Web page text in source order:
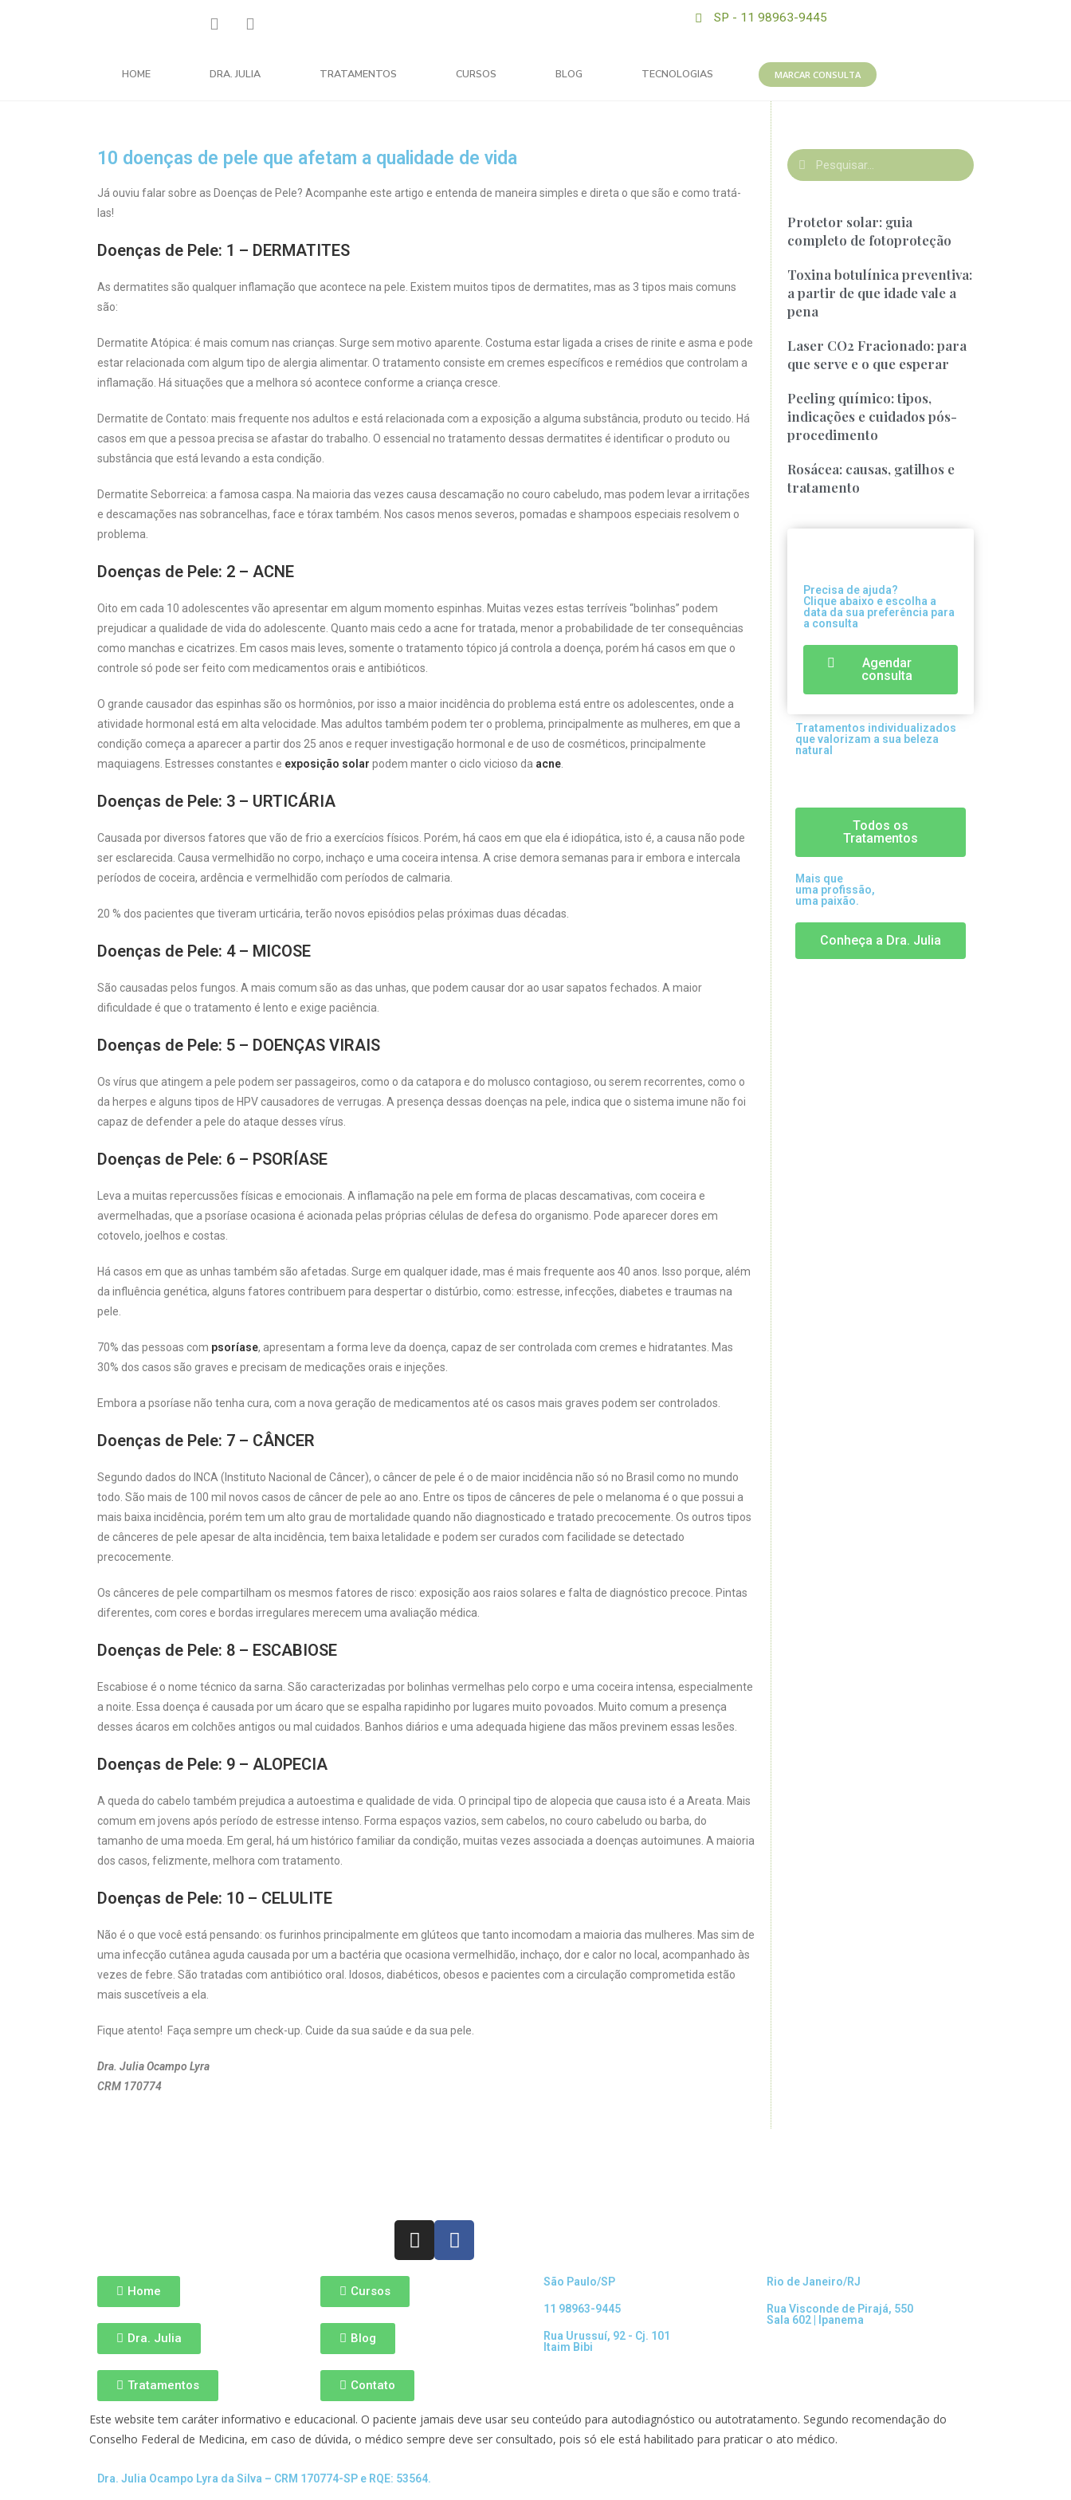
SP - 11 98963-9445
HOME DRA. JULIA TRATAMENTOS CURSOS BLOG TECNOLOGIAS MARCAR CONSULTA
10 doenças de pele que afetam a qualidade de vida
Já ouviu falar sobre as Doenças de Pele? Acompanhe este artigo e entenda de maneira simples e direta o que são e como tratá-
las!
Doenças de Pele: 1 – DERMATITES
As dermatites são qualquer inflamação que acontece na pele. Existem muitos tipos de dermatites, mas as 3 tipos mais comuns
são:
Dermatite Atópica: é mais comum nas crianças. Surge sem motivo aparente. Costuma estar ligada a crises de rinite e asma e pode
estar relacionada com algum tipo de alergia alimentar. O tratamento consiste em cremes específicos e remédios que controlam a
inflamação. Há situações que a melhora só acontece conforme a criança cresce.
Dermatite de Contato: mais frequente nos adultos e está relacionada com a exposição a alguma substância, produto ou tecido. Há
casos em que a pessoa precisa se afastar do trabalho. O essencial no tratamento dessas dermatites é identificar o produto ou
substância que está levando a esta condição.
Dermatite Seborreica: a famosa caspa. Na maioria das vezes causa descamação no couro cabeludo, mas podem levar a irritações
e descamações nas sobrancelhas, face e tórax também. Nos casos menos severos, pomadas e shampoos especiais resolvem o
problema.
Doenças de Pele: 2 – ACNE
Oito em cada 10 adolescentes vão apresentar em algum momento espinhas. Muitas vezes estas terríveis “bolinhas” podem
prejudicar a qualidade de vida do adolescente. Quanto mais cedo a acne for tratada, menor a probabilidade de ter consequências
como manchas e cicatrizes. Em casos mais leves, somente o tratamento tópico já controla a doença, porém há casos em que o
controle só pode ser feito com medicamentos orais e antibióticos.
O grande causador das espinhas são os hormônios, por isso a maior incidência do problema está entre os adolescentes, onde a
atividade hormonal está em alta velocidade. Mas adultos também podem ter o problema, principalmente as mulheres, em que a
condição começa a aparecer a partir dos 25 anos e requer investigação hormonal e de uso de cosméticos, principalmente
maquiagens. Estresses constantes e exposição solar podem manter o ciclo vicioso da acne
Doenças de Pele: 3 – URTICÁRIA
Causada por diversos fatores que vão de frio a exercícios físicos. Porém, há caos em que ela é idiopática, isto é, a causa não pode
ser esclarecida. Causa vermelhidão no corpo, inchaço e uma coceira intensa. A crise demora semanas para ir embora e intercala
períodos de coceira, ardência e vermelhidão com períodos de calmaria.
20 % dos pacientes que tiveram urticária, terão novos episódios pelas próximas duas décadas.
Doenças de Pele: 4 – MICOSE
São causadas pelos fungos. A mais comum são as das unhas, que podem causar dor ao usar sapatos fechados. A maior
dificuldade é que o tratamento é lento e exige paciência.
Doenças de Pele: 5 – DOENÇAS VIRAIS
Os vírus que atingem a pele podem ser passageiros, como o da catapora e do molusco contagioso, ou serem recorrentes, como o
da herpes e alguns tipos de HPV causadores de verrugas. A presença dessas doenças na pele, indica que o sistema imune não foi
capaz de defender a pele do ataque desses vírus.
Doenças de Pele: 6 – PSORÍASE
Leva a muitas repercussões físicas e emocionais. A inflamação na pele em forma de placas descamativas, com coceira e
avermelhadas, que a psoríase ocasiona é acionada pelas próprias células de defesa do organismo. Pode aparecer dores em
cotovelo, joelhos e costas.
Há casos em que as unhas também são afetadas. Surge em qualquer idade, mas é mais frequente aos 40 anos. Isso porque, além
da influência genética, alguns fatores contribuem para despertar o distúrbio, como: estresse, infecções, diabetes e traumas na
pele.
70% das pessoas com psoríase, apresentam a forma leve da doença, capaz de ser controlada com cremes e hidratantes. Mas
30% dos casos são graves e precisam de medicações orais e injeções.
Embora a psoríase não tenha cura, com a nova geração de medicamentos até os casos mais graves podem ser controlados.
Doenças de Pele: 7 – CÂNCER
Segundo dados do INCA (Instituto Nacional de Câncer), o câncer de pele é o de maior incidência não só no Brasil como no mundo
todo. São mais de 100 mil novos casos de câncer de pele ao ano. Entre os tipos de cânceres de pele o melanoma é o que possui a
mais baixa incidência, porém tem um alto grau de mortalidade quando não diagnosticado e tratado precocemente. Os outros tipos
de cânceres de pele apesar de alta incidência, tem baixa letalidade e podem ser curados com facilidade se detectado
precocemente.
Os cânceres de pele compartilham os mesmos fatores de risco: exposição aos raios solares e falta de diagnóstico precoce. Pintas
diferentes, com cores e bordas irregulares merecem uma avaliação médica.
Doenças de Pele: 8 – ESCABIOSE
Escabiose é o nome técnico da sarna. São caracterizadas por bolinhas vermelhas pelo corpo e uma coceira intensa, especialmente
a noite. Essa doença é causada por um ácaro que se espalha rapidinho por lugares muito povoados. Muito comum a presença
desses ácaros em colchões antigos ou mal cuidados. Banhos diários e uma adequada higiene das mãos previnem essas lesões.
Doenças de Pele: 9 – ALOPECIA
A queda do cabelo também prejudica a autoestima e qualidade de vida. O principal tipo de alopecia que causa isto é a Areata. Mais
comum em jovens após período de estresse intenso. Forma espaços vazios, sem cabelos, no couro cabeludo ou barba, do
tamanho de uma moeda. Em geral, há um histórico familiar da condição, muitas vezes associada a doenças autoimunes. A maioria
dos casos, felizmente, melhora com tratamento.
Doenças de Pele: 10 – CELULITE
Não é o que você está pensando: os furinhos principalmente em glúteos que tanto incomodam a maioria das mulheres. Mas sim de
uma infecção cutânea aguda causada por um a bactéria que ocasiona vermelhidão, inchaço, dor e calor no local, acompanhado às
vezes de febre. São tratadas com antibiótico oral. Idosos, diabéticos, obesos e pacientes com a circulação comprometida estão
mais suscetíveis a ela.
Fique atento! Faça sempre um check-up. Cuide da sua saúde e da sua pele.
Dra. Julia Ocampo Lyra
CRM 170774
Protetor solar: guia
completo de fotoproteção
Toxina botulínica preventiva:
a partir de que idade vale a
pena
Laser CO2 Fracionado: para
que serve e o que esperar
Peeling químico: tipos,
indicações e cuidados pós-
procedimento
Rosácea: causas, gatilhos e
tratamento
Precisa de ajuda?
Clique abaixo e escolha a
data da sua preferência para
a consulta
Agendar
consulta
Tratamentos individualizados
que valorizam a sua beleza
natural
Todos os
Tratamentos
Mais que
uma profissão,
uma paixão.
Conheça a Dra. Julia
Home
Dra. Julia
Tratamentos
Cursos
Blog
Contato
São Paulo/SP
11 98963-9445
Rua Urussuí, 92 - Cj. 101
Itaim Bibi
Rio de Janeiro/RJ
Rua Visconde de Pirajá, 550
Sala 602 | Ipanema
Este website tem caráter informativo e educacional. O paciente jamais deve usar seu conteúdo para autodiagnóstico ou autotratamento. Segundo recomendação do
Conselho Federal de Medicina, em caso de dúvida, o médico sempre deve ser consultado, pois só ele está habilitado para praticar o ato médico.
Dra. Julia Ocampo Lyra da Silva – CRM 170774-SP e RQE: 53564.